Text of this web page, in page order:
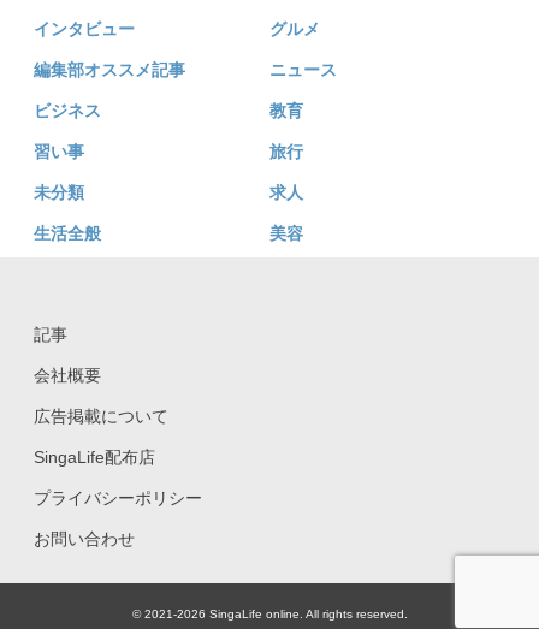
インタビュー グルメ
編集部オススメ記事 ニュース
ビジネス 教育
習い事 旅行
未分類 求人
生活全般 美容
記事
会社概要
広告掲載について
SingaLife配布店
プライバシーポリシー
お問い合わせ
© 2021-2026 SingaLife online. All rights reserved.